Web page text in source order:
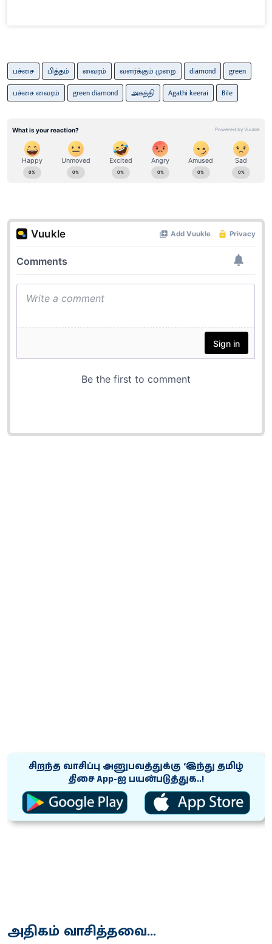
பச்சை பித்தம் வைரம் வளர்க்கும் முறை diamond
green
பச்சை வைரம்
green diamond அகத்தி Agathi keerai Bile
சிறந்த வாசிப்பு அனுபவத்துக்கு ‘இந்து தமிழ்
திசை App-ஐ பயன்படுத்துக..!
அதிகம் வாசித்தவை...